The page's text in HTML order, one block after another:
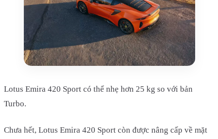
Lotus Emira 420 Sport có thể nhẹ hơn 25 kg so với bản
Turbo.
Chưa hết, Lotus Emira 420 Sport còn được nâng cấp về mặt